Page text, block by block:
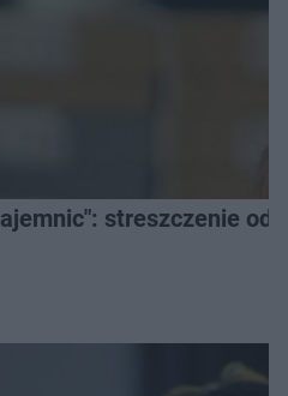
streszczenie